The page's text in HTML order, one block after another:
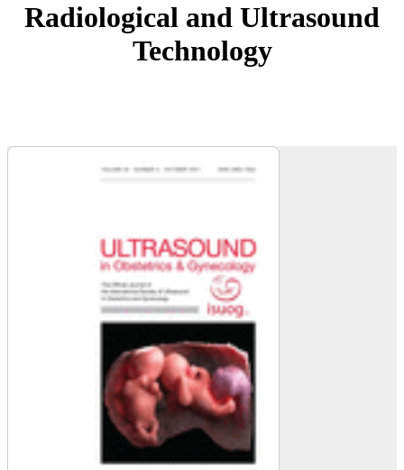
Radiological and Ultrasound
Technology